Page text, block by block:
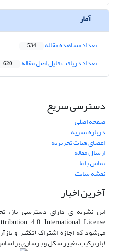
آمار
تعداد مشاهده مقاله 534
تعداد دریافت فایل اصل مقاله 620
دسترسی سریع
صفحه اصلی
درباره نشریه
اعضای هیات تحریریه
ارسال مقاله
تماس با ما
نقشه سایت
آخرین اخبار
این نشریه ی دارای دسترسی باز،
می‌شود که اجازه اشتراک (تکثیر و
(بازترکیب، تغییر شکل و بازسازی بر